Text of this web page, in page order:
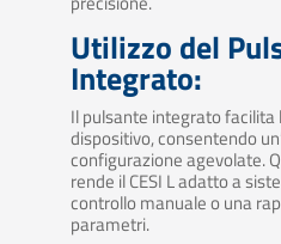
Utilizzo del
Integrato:
Il pulsante integrato facilita
dispositivo, consentendo
configurazione agevolate.
rende il CESI L adatto a
controllo manuale o una
parametri.